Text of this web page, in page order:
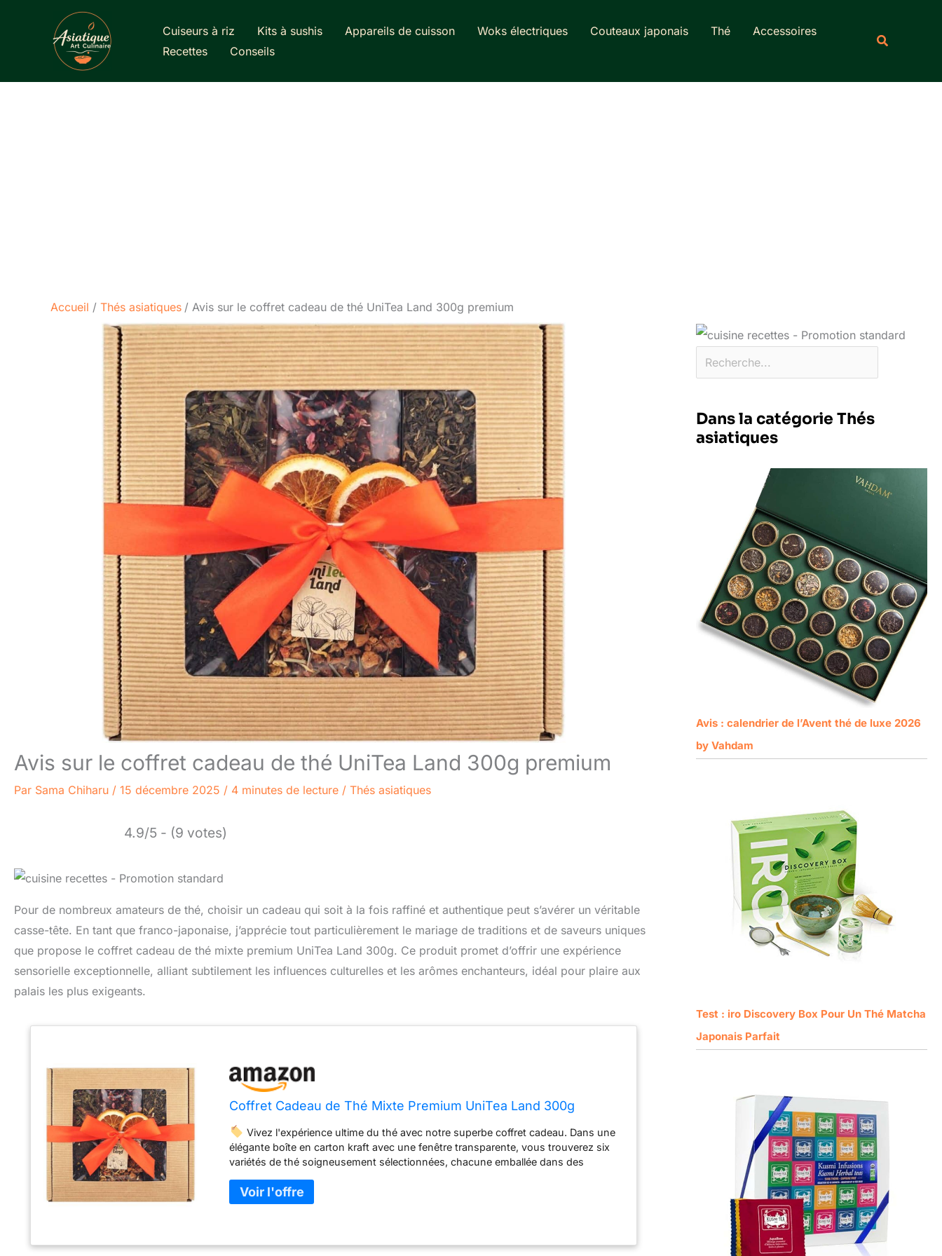
Cuiseurs à riz Kits à sushis Appareils de cuisson Woks électriques Couteaux japonais Thé
Accessoires
Recettes
Conseils
Accueil Thés asiatiques Avis sur le coffret cadeau de thé UniTea Land 300g premium
Avis sur le coffret cadeau de thé UniTea Land 300g premium
Par Sama Chiharu / 15 décembre 2025 / 4 minutes de lecture / Thés asiatiques
4.9/5 - (9 votes)
Pour de nombreux amateurs de thé, choisir un cadeau qui soit à la fois raffiné et authentique peut s’avérer un véritable
casse-tête. En tant que franco-japonaise, j’apprécie tout particulièrement le mariage de traditions et de saveurs uniques
que propose le coffret cadeau de thé mixte premium UniTea Land 300g. Ce produit promet d’offrir une expérience
sensorielle exceptionnelle, alliant subtilement les influences culturelles et les arômes enchanteurs, idéal pour plaire aux
palais les plus exigeants.
Coffret Cadeau de Thé Mixte Premium UniTea Land 300g
Vivez l'expérience ultime du thé avec notre superbe coffret cadeau. Dans une
élégante boîte en carton kraft avec une fenêtre transparente, vous trouverez six
variétés de thé soigneusement sélectionnées, chacune emballée dans des
rouge vif avec un nœud, ce qui rend le coffret particulièrement attrayant. Avec des
dimensions de 20 cm22 cm5 cm, ce coffret est de la taille parfaite pour offrir ou
Que ce soit pour un anniversaire, Noël, un anniversaire de mariage ou simplement
Dans la catégorie Thés
asiatiques
Avis : calendrier de l’Avent thé de luxe 2026
by Vahdam
Test : iro Discovery Box Pour Un Thé Matcha
Japonais Parfait